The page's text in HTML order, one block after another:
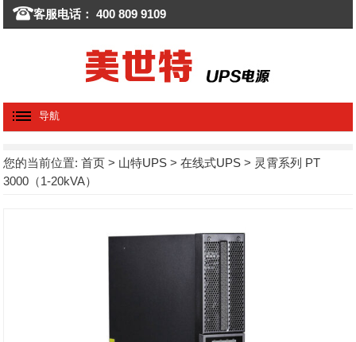
客服电话： 400 809 9109
导航
您的当前位置:首页 > 山特UPS >在线式UPS > 灵霄系列 PT
3000（1-20kVA）